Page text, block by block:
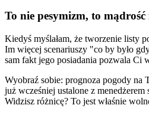
To nie pesymizm, to mądrość
Kiedyś myślałam, że tworzenie listy
Im więcej scenariuszy "co by było
sam fakt jego posiadania pozwala Ci
Wyobraź sobie: prognoza pogody na
już wcześniej ustalone z
Widzisz różnicę? To jest właśnie